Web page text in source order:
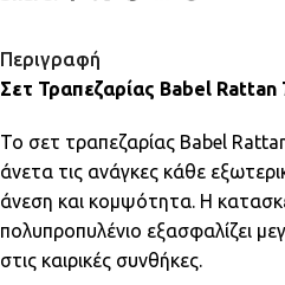
Περιγραφή
Σετ Τραπεζαρίας Babel
Το σετ τραπεζαρίας Babel
άνετα τις ανάγκες κάθε
άνεση και κομψότητα. Η
πολυπροπυλένιο εξασφαλίζει
στις καιρικές συνθήκες.